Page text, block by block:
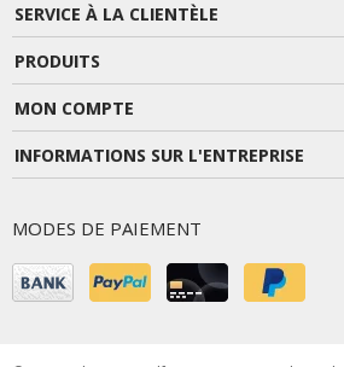
SERVICE À LA CLIENTÈLE
PRODUITS
MON COMPTE
INFORMATIONS SUR L'ENTREPRISE
MODES DE PAIEMENT